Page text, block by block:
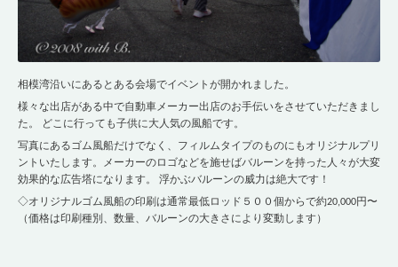
相模湾沿いにあるとある会場でイベントが開かれました。
様々な出店がある中で自動車メーカー出店のお手伝いをさせていただきまし
た。 どこに行っても子供に大人気の風船です。
写真にあるゴム風船だけでなく、フィルムタイプのものにもオリジナルプリ
ントいたします。メーカーのロゴなどを施せばバルーンを持った人々が大変
効果的な広告塔になります。 浮かぶバルーンの威力は絶大です！
◇オリジナルゴム風船の印刷は通常最低ロッド５００個からで約20,000円〜
（価格は印刷種別、数量、バルーンの大きさにより変動します）